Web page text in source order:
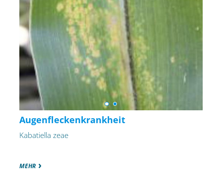
Augenfleckenkrankheit
Kabatiella zeae
MEHR